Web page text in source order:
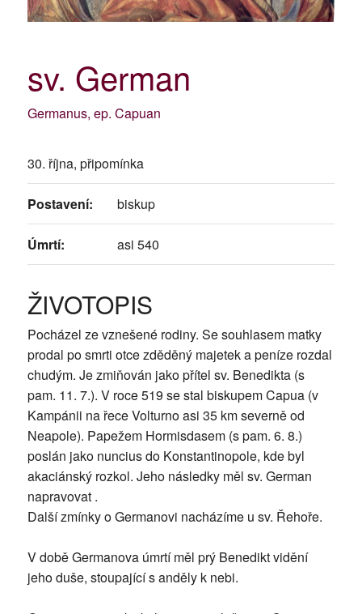
sv. German
Germanus, ep. Capuan
30. října, připomínka
Postavení: biskup
Úmrtí: asi 540
ŽIVOTOPIS
Pocházel ze vznešené rodiny. Se souhlasem matky
prodal po smrti otce zděděný majetek a peníze rozdal
chudým. Je zmiňován jako přítel sv. Benedikta (s
pam. 11. 7.). V roce 519 se stal biskupem Capua (v
Kampánii na řece Volturno asi 35 km severně od
Neapole). Papežem Hormisdasem (s pam. 6. 8.)
poslán jako nuncius do Konstantinopole, kde byl
akaciánský rozkol. Jeho následky měl sv. German
napravovat .
Další zmínky o Germanovi nacházíme u sv. Řehoře.
V době Germanova úmrtí měl prý Benedikt vidění
jeho duše, stoupající s anděly k nebi.